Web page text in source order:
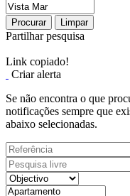
Procurar Limpar
Partilhar pesquisa
Link copiado!
Criar alerta
Se não encontra o que
notificações sempre que
abaixo selecionadas.